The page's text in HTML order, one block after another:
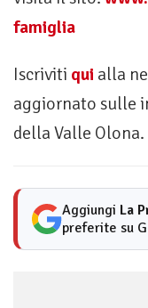
famiglia
Iscriviti qui alla
aggiornato sulle
della Valle Olona.
Aggiungi La
preferite su